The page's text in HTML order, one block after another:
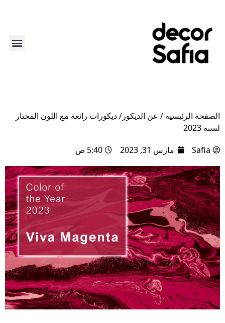
الصفحة الرئيسية / عن الديكور​ /ديكورات رائعة مع اللون المختار
لسنة 2023
Safia
مارس 31, 2023 5:40 ص